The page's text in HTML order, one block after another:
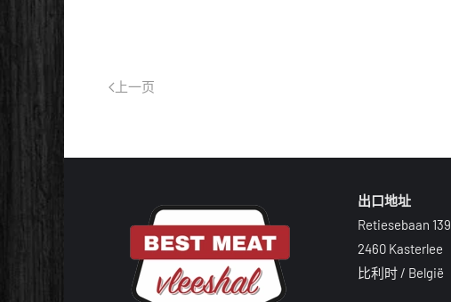
上一页
出口地址
Retiesebaan 139
2460 Kasterlee
比利时 / België